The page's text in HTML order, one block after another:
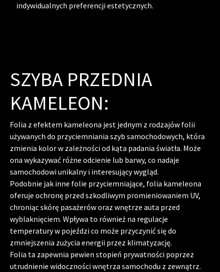
indywidualnych preferencji estetycznych.
SZYBA PRZEDNIA
KAMELEON:
Folia z efektem kameleona jest jednym z rodzajów folii
używanych do przyciemniania szyb samochodowych, która
zmienia kolor w zależności od kąta padania światła. Może
ona wykazywać różne odcienie lub barwy, co nadaje
samochodowi unikalny i interesujący wygląd.
Podobnie jak inne folie przyciemniające, folia kameleona
oferuje ochronę przed szkodliwym promieniowaniem UV,
chroniąc skórę pasażerów oraz wnętrze auta przed
wyblaknięciem. Wpływa to również na regulacje
temperatury w pojeździ co może przyczynić się do
zmniejszenia zużycia energii przez klimatyzację.
Folia ta zapewnia pewien stopień prywatności poprzez
utrudnienie widoczności wnętrza samochodu z zewnątrz.